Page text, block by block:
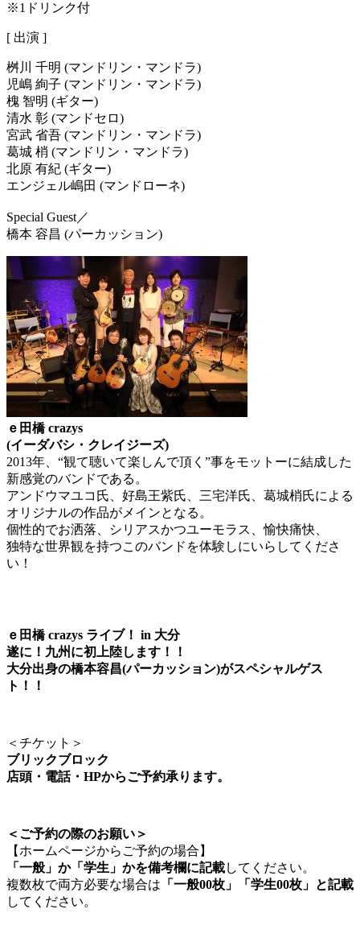
※1ドリンク付
[ 出演 ]
桝川 千明 (マンドリン・マンドラ)
児嶋 絢子 (マンドリン・マンドラ)
槐 智明 (ギター)
清水 彰 (マンドセロ)
宮武 省吾 (マンドリン・マンドラ)
葛城 梢 (マンドリン・マンドラ)
北原 有紀 (ギター)
エンジェル嶋田 (マンドローネ)
Special Guest／
橋本 容昌 (パーカッション)
ｅ田橋 crazys
(イーダバシ・クレイジーズ)
2013年、“観て聴いて楽しんで頂く”事をモットーに結成した
新感覚のバンドである。
アンドウマユコ氏、好島王紫氏、三宅洋氏、葛城梢氏による
オリジナルの作品がメインとなる。
個性的でお洒落、シリアスかつユーモラス、愉快痛快、
独特な世界観を持つこのバンドを体験しにいらしてくださ
い！
ｅ田橋 crazys ライブ！ in 大分
遂に！九州に初上陸します！！
大分出身の橋本容昌(パーカッション)がスペシャルゲス
ト！！
＜チケット＞
ブリックブロック
店頭・電話・HPからご予約承ります。
＜ご予約の際のお願い＞
【ホームページからご予約の場合】
「一般」か「学生」かを備考欄に記載してください。
複数枚で両方必要な場合は 「一般00枚」「学生00枚」と記載
してください。